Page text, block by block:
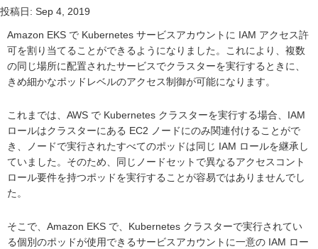
投稿日: Sep 4, 2019
Amazon EKS で Kubernetes サービスアカウントに IAM アクセス許
可を割り当てることができるようになりました。これにより、複数
の同じ場所に配置されたサービスでクラスターを実行するときに、
きめ細かなポッドレベルのアクセス制御が可能になります。
これまでは、AWS で Kubernetes クラスターを実行する場合、IAM
ロールはクラスターにある EC2 ノードにのみ関連付けることがで
き、ノードで実行されたすべてのポッドは同じ IAM ロールを継承し
ていました。そのため、同じノードセットで異なるアクセスコント
ロール要件を持つポッドを実行することが容易ではありませんでし
た。
そこで、Amazon EKS で、Kubernetes クラスターで実行されてい
る個別のポッドが使用できるサービスアカウントに一意の IAM ロー